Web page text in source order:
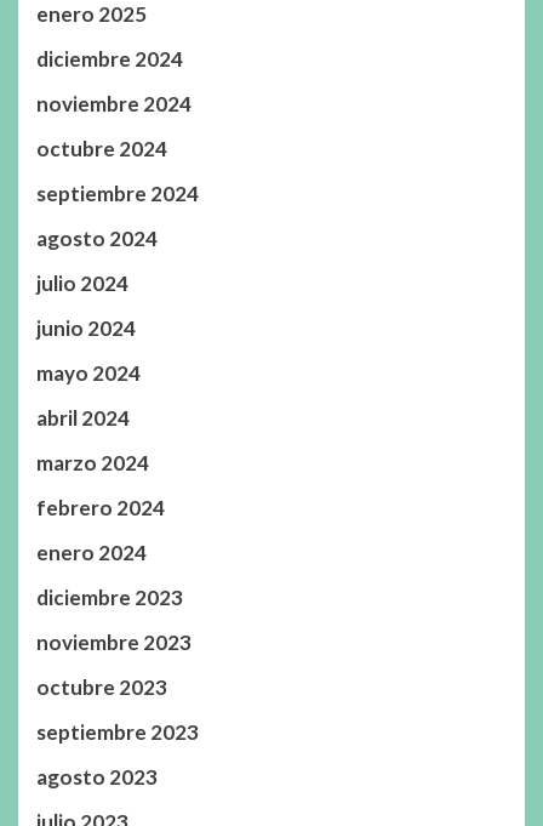
enero 2025
diciembre 2024
noviembre 2024
octubre 2024
septiembre 2024
agosto 2024
julio 2024
junio 2024
mayo 2024
abril 2024
marzo 2024
febrero 2024
enero 2024
diciembre 2023
noviembre 2023
octubre 2023
septiembre 2023
agosto 2023